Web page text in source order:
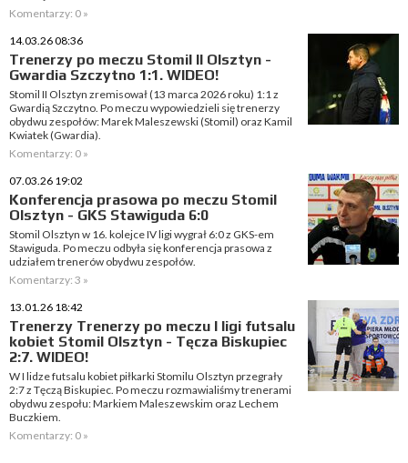
Komentarzy: 0 »
14.03.26 08:36
Trenerzy po meczu Stomil II Olsztyn -
Gwardia Szczytno 1:1. WIDEO!
Stomil II Olsztyn zremisował (13 marca 2026 roku) 1:1 z
Gwardią Szczytno. Po meczu wypowiedzieli się trenerzy
obydwu zespołów: Marek Maleszewski (Stomil) oraz Kamil
Kwiatek (Gwardia).
Komentarzy: 0 »
07.03.26 19:02
Konferencja prasowa po meczu Stomil
Olsztyn - GKS Stawiguda 6:0
Stomil Olsztyn w 16. kolejce IV ligi wygrał 6:0 z GKS-em
Stawiguda. Po meczu odbyła się konferencja prasowa z
udziałem trenerów obydwu zespołów.
Komentarzy: 3 »
13.01.26 18:42
Trenerzy Trenerzy po meczu I ligi futsalu
kobiet Stomil Olsztyn - Tęcza Biskupiec
2:7. WIDEO!
W I lidze futsalu kobiet piłkarki Stomilu Olsztyn przegrały
2:7 z Tęczą Biskupiec. Po meczu rozmawialiśmy trenerami
obydwu zespołu: Markiem Maleszewskim oraz Lechem
Buczkiem.
Komentarzy: 0 »